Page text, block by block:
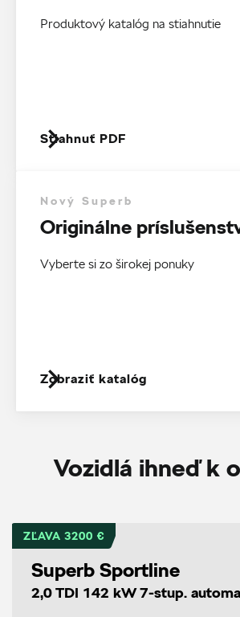
Produktový katalóg na stiahnutie
Stiahnuť PDF
Nový Superb
Originálne
Vyberte si zo širokej ponuky
Zobraziť katalóg
Vozidlá ihneď k
ZĽAVA 3200 €
Superb Sportline
2,0 TDI 142 kW 7-stup.